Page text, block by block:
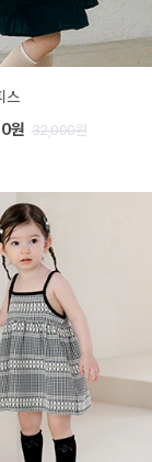
스
원 32,000원